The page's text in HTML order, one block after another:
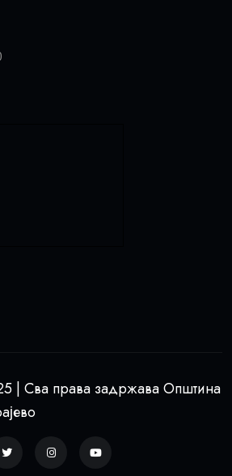
| Сва права задржава Општина